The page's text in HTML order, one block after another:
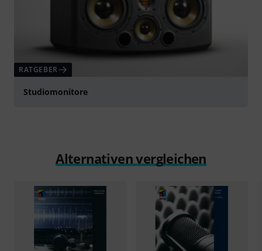
RATGEBER
Studiomonitore
Alternativen vergleichen